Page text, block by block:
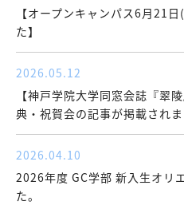
【オープンキャンパス6月21
た】
2026.05.12
【神戸学院大学同窓会誌『翠
典・祝賀会の記事が掲載されま
2026.04.10
2026年度 GC学部 新入生オリ
た。